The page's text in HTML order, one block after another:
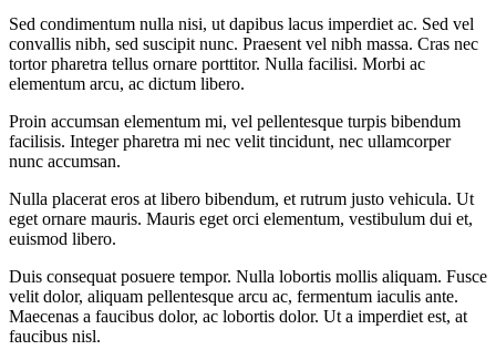
Sed condimentum nulla nisi, ut dapibus lacus imperdiet ac. Sed vel
convallis nibh, sed suscipit nunc. Praesent vel nibh massa. Cras nec
tortor pharetra tellus ornare porttitor. Nulla facilisi. Morbi ac
elementum arcu, ac dictum libero.
Proin accumsan elementum mi, vel pellentesque turpis bibendum
facilisis. Integer pharetra mi nec velit tincidunt, nec ullamcorper
nunc accumsan.
Nulla placerat eros at libero bibendum, et rutrum justo vehicula. Ut
eget ornare mauris. Mauris eget orci elementum, vestibulum dui et,
euismod libero.
Duis consequat posuere tempor. Nulla lobortis mollis aliquam. Fusce
velit dolor, aliquam pellentesque arcu ac, fermentum iaculis ante.
Maecenas a faucibus dolor, ac lobortis dolor. Ut a imperdiet est, at
faucibus nisl.